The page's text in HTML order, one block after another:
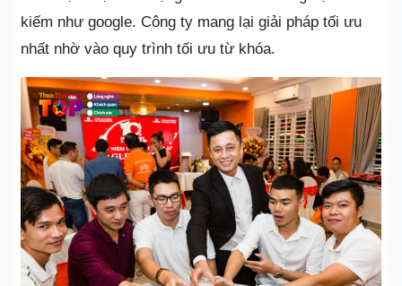
kiếm như google. Công ty mang lại giải pháp tối ưu
nhất nhờ vào quy trình tối ưu từ khóa.